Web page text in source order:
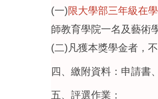
(一)限大學部三年級在
師教育學院一名及藝術
(二)凡獲本獎學金者，
四、繳附資料：申請書
五、評選作業：